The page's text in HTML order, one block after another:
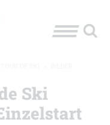
Ski